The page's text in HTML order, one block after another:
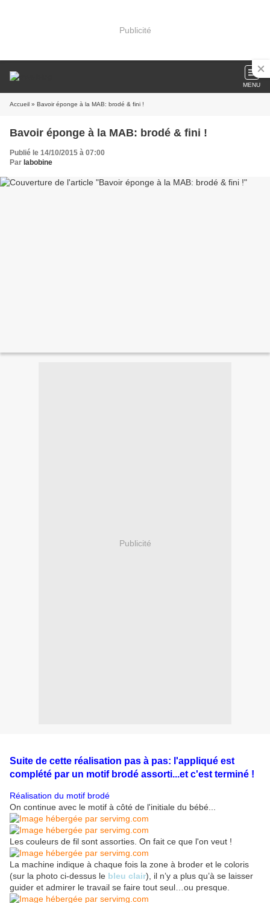
Publicité
MENU
Accueil » Bavoir éponge à la MAB: brodé & fini !
Bavoir éponge à la MAB: brodé & fini !
Publié le 14/10/2015 à 07:00
Par labobine
Publicité
Suite de cette réalisation pas à pas: l'appliqué est
complété par un motif brodé assorti...et c'est terminé !
Réalisation du motif brodé
On continue avec le motif à côté de l'initiale du bébé...
Les couleurs de fil sont assorties. On fait ce que l'on veut !
La machine indique à chaque fois la zone à broder et le coloris
(sur la photo ci-dessus le bleu clair), il n’y a plus qu’à se laisser
guider et admirer le travail se faire tout seul…ou presque.